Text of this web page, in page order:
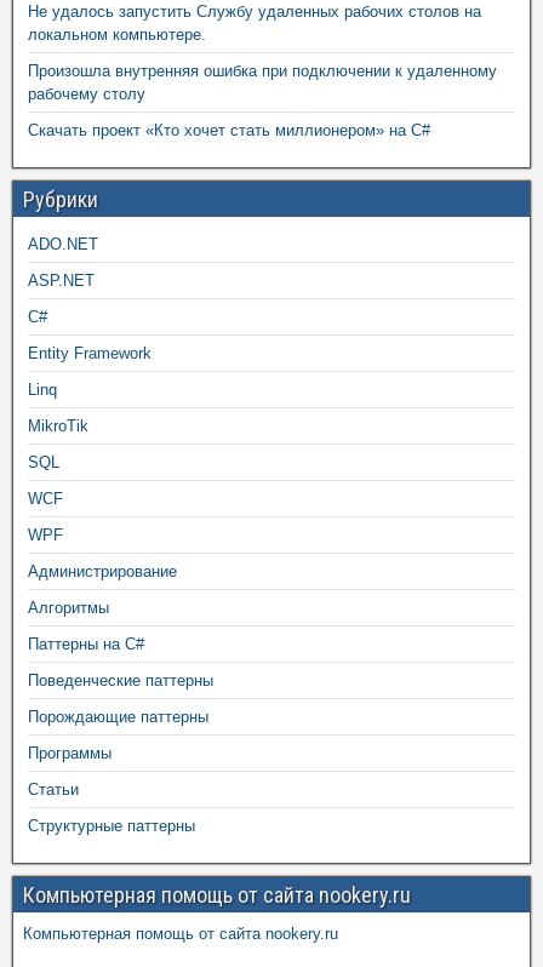
Не удалось запустить Службу удаленных рабочих столов на
локальном компьютере.
Произошла внутренняя ошибка при подключении к удаленному
рабочему столу
Скачать проект «Кто хочет стать миллионером» на C#
Рубрики
ADO.NET
ASP.NET
C#
Entity Framework
Linq
MikroTik
SQL
WCF
WPF
Администрирование
Алгоритмы
Паттерны на C#
Поведенческие паттерны
Порождающие паттерны
Программы
Статьи
Структурные паттерны
Компьютерная помощь от сайта nookery.ru
Компьютерная помощь от сайта nookery.ru